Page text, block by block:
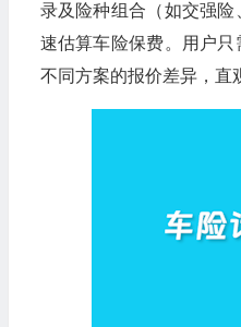
录及险种组合（如交强
速估算车险保费。用户
不同方案的报价差异，直